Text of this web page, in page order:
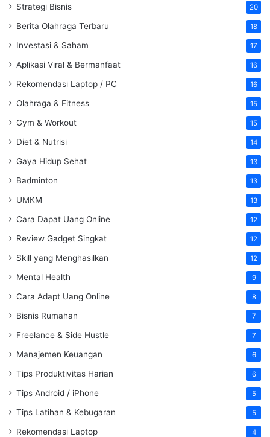
Strategi Bisnis 20
Berita Olahraga Terbaru 18
Investasi & Saham 17
Aplikasi Viral & Bermanfaat 16
Rekomendasi Laptop / PC 16
Olahraga & Fitness 15
Gym & Workout 15
Diet & Nutrisi 14
Gaya Hidup Sehat 13
Badminton 13
UMKM 13
Cara Dapat Uang Online 12
Review Gadget Singkat 12
Skill yang Menghasilkan 12
Mental Health 9
Cara Adapt Uang Online 8
Bisnis Rumahan 7
Freelance & Side Hustle 7
Manajemen Keuangan 6
Tips Produktivitas Harian 6
Tips Android / iPhone 5
Tips Latihan & Kebugaran 5
Rekomendasi Laptop 4